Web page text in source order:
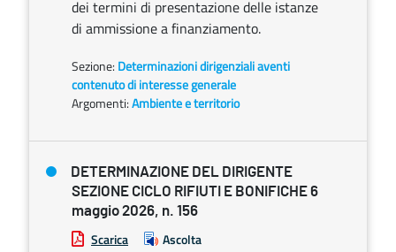
dei termini di presentazione delle istanze
di ammissione a finanziamento.
Sezione: Determinazioni dirigenziali aventi
contenuto di interesse generale
Argomenti:Ambiente e territorio
DETERMINAZIONE DEL DIRIGENTE
SEZIONE CICLO RIFIUTI E BONIFICHE 6
maggio 2026, n. 156
Scarica Ascolta